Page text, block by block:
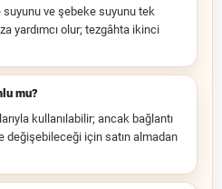
suyunu ve şebeke suyunu tek
yardımcı olur; tezgâhta ikinci
mu?
kullanılabilir; ancak bağlantı
için satın almadan